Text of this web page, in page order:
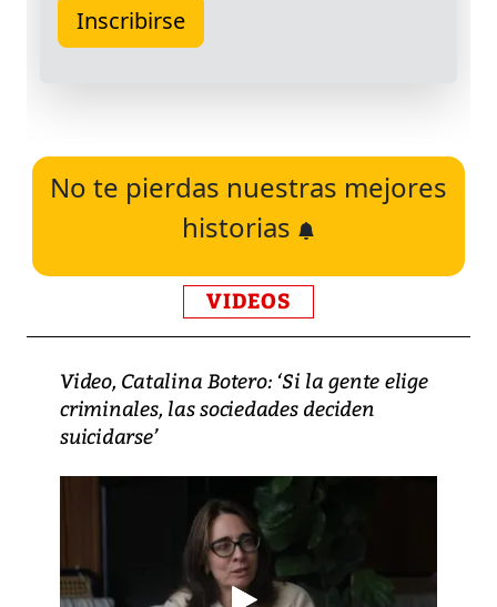
No te pierdas nuestras mejores
historias
VIDEOS
Video, Catalina Botero: ‘Si la gente elige
criminales, las sociedades deciden
suicidarse’